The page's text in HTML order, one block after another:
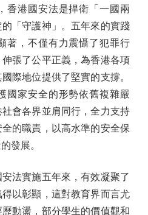
港國安法是捍衛「一國兩
「守護神」。五年來的實踐
著，不僅有力震懾了犯罪行
張了公平正義，為香港各項
際地位提供了堅實的支撐。
國家安全的形勢依舊複雜嚴
會各界並肩同行，全力支持
的職責，以高水準的安全保
發展。
實施五年來，有效凝聚了
以彰顯，這對教育界而言尤
動盪，部分學生的價值觀和